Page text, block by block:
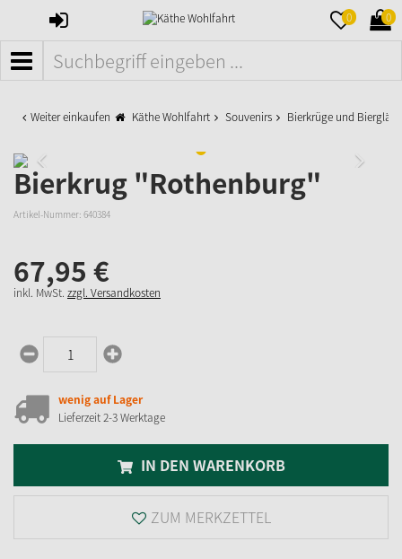
ANMELDEN 0 0
MENÜ
Weiter einkaufen Käthe Wohlfahrt Souvenirs Bierkrüge und
Bierkrug "Rothenburg"
Artikel-Nummer: 640384
67,95 €
inkl. MwSt. zzgl. Versandkosten
wenig auf Lager
Lieferzeit 2-3 Werktage
IN DEN WARENKORB
ZUM MERKZETTEL